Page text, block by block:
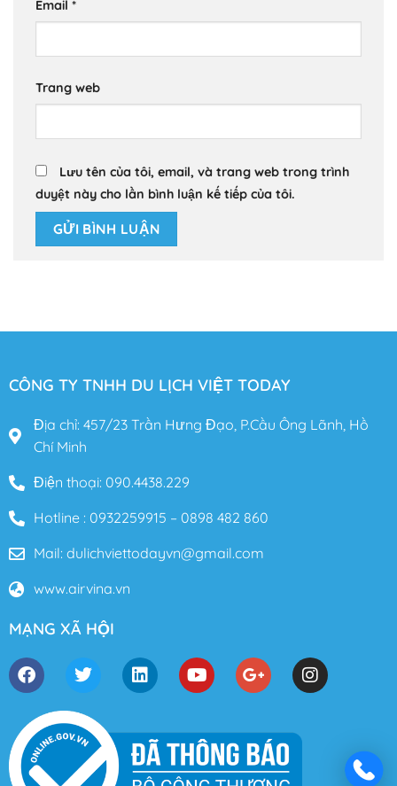
Email *
Trang web
Lưu tên của tôi, email, và trang web trong trình
duyệt này cho lần bình luận kế tiếp của tôi.
CÔNG TY TNHH DU LỊCH VIỆT TODAY
Địa chỉ: 457/23 Trần Hưng Đạo, P.Cầu Ông Lãnh, Hồ
Chí Minh
Điện thoại: 090.4438.229
Hotline : 0932259915 – 0898 482 860
Mail: dulichviettodayvn@gmail.com
www.airvina.vn
MẠNG XÃ HỘI